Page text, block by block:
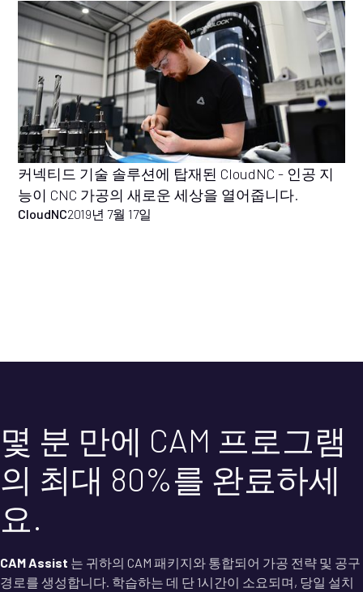
커넥티드 기술 솔루션에 탑재된 CloudNC - 인공 지
능이 CNC 가공의 새로운 세상을 열어줍니다.
CloudNC2019년 7월 17일
몇 분 만에 CAM 프로그램
의 최대 80%를 완료하세
요.
CAM Assist 는 귀하의 CAM 패키지와 통합되어 가공 전략 및 공구
경로를 생성합니다. 학습하는 데 단 1시간이 소요되며, 당일 설치